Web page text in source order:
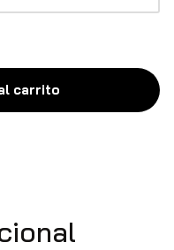
carrito